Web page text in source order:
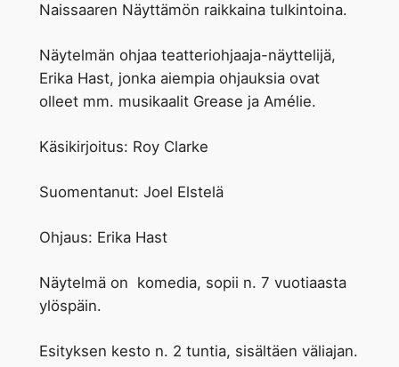
Naissaaren Näyttämön raikkaina tulkintoina.
Näytelmän ohjaa teatteriohjaaja-näyttelijä,
Erika Hast, jonka aiempia ohjauksia ovat
olleet mm. musikaalit Grease ja Amélie.
Käsikirjoitus: Roy Clarke
Suomentanut: Joel Elstelä
Ohjaus: Erika Hast
Näytelmä on komedia, sopii n. 7 vuotiaasta
ylöspäin.
Esityksen kesto n. 2 tuntia, sisältäen väliajan.